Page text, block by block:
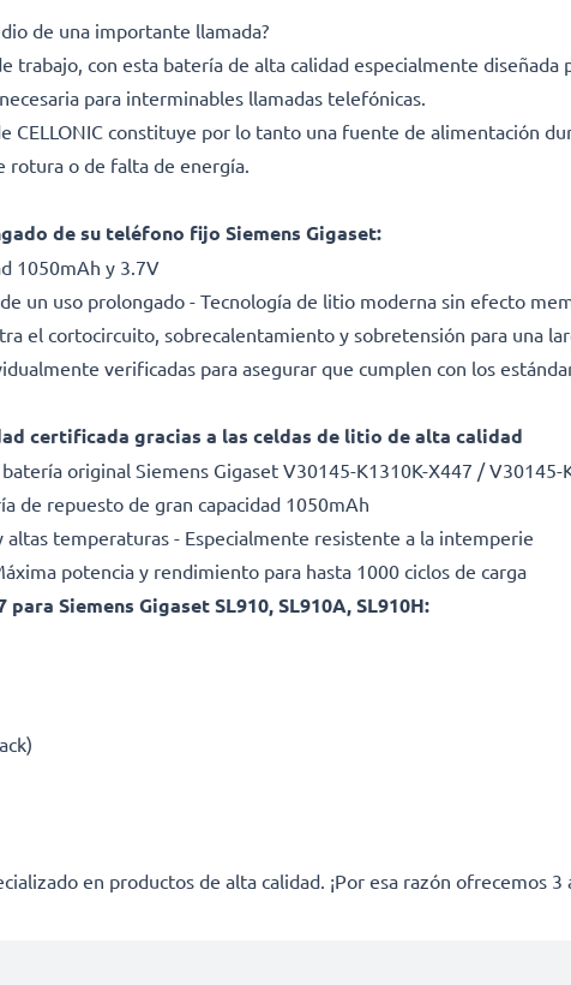
de una importante llamada?
trabajo, con esta batería de alta calidad especialmente
para interminables llamadas telefónicas.
CELLONIC constituye por lo tanto una fuente de alimentación
rotura o de falta de energía.
de su teléfono fijo Siemens Gigaset:
1050mAh y 3.7V
un uso prolongado - Tecnología de litio moderna sin efecto
el cortocircuito, sobrecalentamiento y sobretensión para una
verificadas para asegurar que cumplen con los
certificada gracias a las celdas de litio de alta calidad
original Siemens Gigaset V30145-K1310K-X447 /
de repuesto de gran capacidad 1050mAh
temperaturas - Especialmente resistente a la intemperie
potencia y rendimiento para hasta 1000 ciclos de carga
Siemens Gigaset SL910, SL910A, SL910H:
en productos de alta calidad. ¡Por esa razón ofrecemos 3